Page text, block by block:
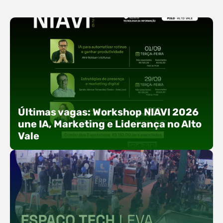
Últimas vagas: Workshop NIAVI 2026
une IA, Marketing e Liderança no Alto
Vale